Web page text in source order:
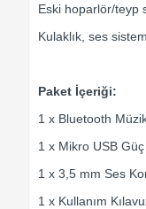
Eski hoparlör/teyp
Kulaklık, ses
Paket İçeriği:
1 x Bluetooth Müzik
1 x Mikro USB Güç
1 x 3,5 mm Ses
1 x Kullanım